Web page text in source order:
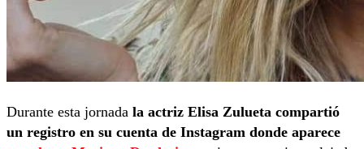
Durante esta jornada la actriz Elisa Zulueta compartió
un registro en su cuenta de Instagram donde aparece